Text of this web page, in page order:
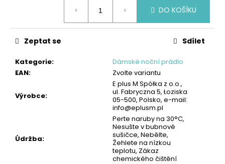
DO KOŠÍKU
Kategorie:
Dámské noční prádlo
EAN: Zvolte variantu
Výrobce:
E plus M Spółka z o.o.,
ul. Fabryczna 5, Łoziska
05-500, Polsko, e-mail:
info@eplusm.pl
Údržba:
Perte naruby na 30°C,
Nesušte v bubnové
sušičce, Nebělte,
Žehlete na nízkou
teplotu, Zákaz
chemického čištění
Zeptat se Sdílet
e
m
PÁNSKÉ
10PACK
GIANVAGLIA®